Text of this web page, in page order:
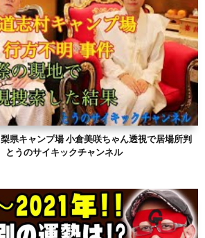
県キャンプ場 小倉美咲ちゃん透視で居場所判
うのサイキックチャンネル